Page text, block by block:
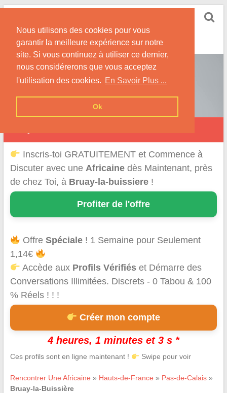
Nous utilisons des cookies pour vous
garantir la meilleure expérience sur notre
site. Si vous continuez à utiliser ce dernier,
nous considérerons que vous acceptez
l'utilisation des cookies. En Savoir Plus ...
Ok
Skip
content
Conseils et Infos pour la Rencontre d'une Belle
Africaine !
Inscris-toi GRATUITEMENT et Commence à
Discuter avec une Africainedès Maintenant, près
de chez Toi, à Bruay-la-buissiere!
Profiter de l'offre
OffreSpéciale ! 1 Semaine pour Seulement
1,14€
Accède aux Profils Vérifiés et Démarre des
Conversations Illimitées. Discrets - 0 Tabou & 100
% Réels ! ! !
Créer mon compte
4 heures, 1 minutes et 3 s *
Ces profils sont en ligne maintenant ! Swipe pour voir
Rencontrer Une Africaine » Hauts-de-France » Pas-de-Calais»
Bruay-la-Buissière